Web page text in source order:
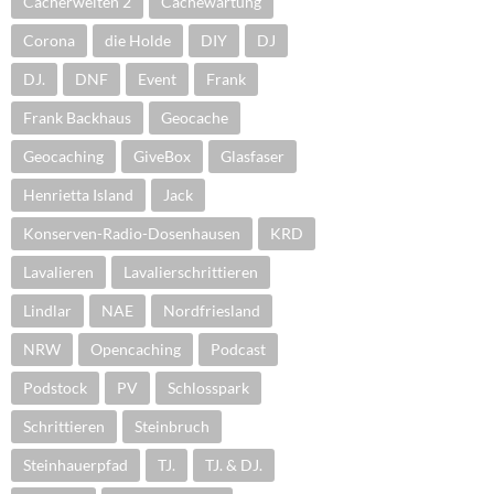
Corona die Holde DIY DJ
DJ. DNF Event Frank
Frank Backhaus Geocache
Geocaching GiveBox Glasfaser
Henrietta Island Jack
Konserven-Radio-Dosenhausen KRD
Lavalieren Lavalierschrittieren
Lindlar NAE Nordfriesland
NRW Opencaching Podcast
Podstock PV Schlosspark
Schrittieren Steinbruch
Steinhauerpfad TJ. TJ. & DJ.